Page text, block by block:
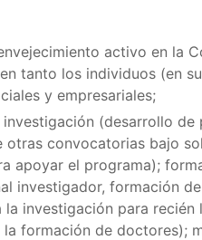
activo en la
tanto los individuos (en
y empresariales;
(desarrollo
convocatorias bajo
apoyar el programa);
investigador, formación
investigación para recién
formación de doctores);